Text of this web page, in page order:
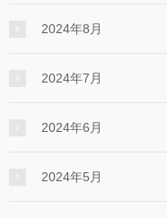
2024年8月
2024年7月
2024年6月
2024年5月